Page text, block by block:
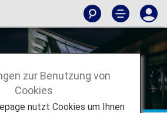
zur Benutzung von
Cookies
nutzt Cookies um Ihnen